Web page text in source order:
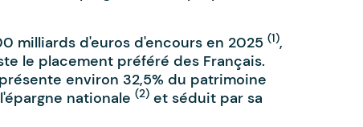
milliards d'euros d'encours en 2025 (1),
le placement préféré des Français.
environ 32,5% du patrimoine
nationale (2) et séduit par sa